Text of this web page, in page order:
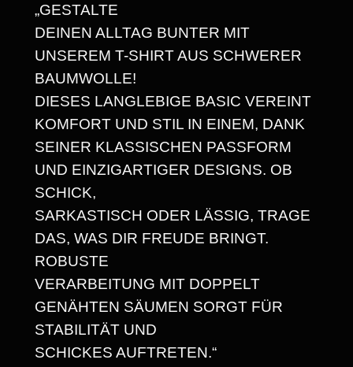
6
8
€
N
N
T
E
V
I
B
E
S
,
K
E
I
N
E
R
„GESTALTE
DEINEN ALLTAG BUNTER MIT
UNSEREM T-SHIRT AUS SCHWERER
BAUMWOLLE!
DIESES LANGLEBIGE BASIC VEREINT
KOMFORT UND STIL IN EINEM, DANK
SEINER KLASSISCHEN PASSFORM
UND EINZIGARTIGER DESIGNS. OB
SCHICK,
SARKASTISCH ODER LÄSSIG, TRAGE
DAS, WAS DIR FREUDE BRINGT.
ROBUSTE
VERARBEITUNG MIT DOPPELT
GENÄHTEN SÄUMEN SORGT FÜR
STABILITÄT UND
SCHICKES AUFTRETEN.“